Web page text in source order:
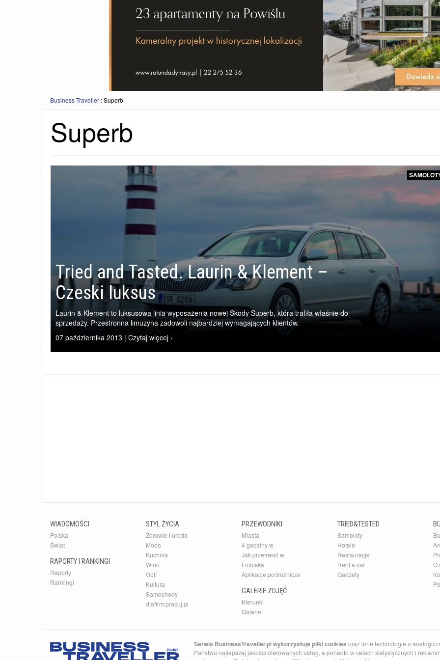
Business Traveller :Superb
Superb
Tried and Tasted. Laurin & Klement –
Czeski luksus
Laurin & Klement to luksusowa linia wyposażenia nowej Skody Superb, która trafiła właśnie do
sprzedaży. Przestronna limuzyna zadowoli najbardziej wymagających klientów.
07 października 2013 | Czytaj więcej ›
WIADOMOŚCI
Polska
Świat
RAPORTY I RANKINGI
Raporty
Rankingi
STYL ŻYCIA
Zdrowie i uroda
Moda
Kuchnia
Wino
Golf
Kultura
Samochody
dlafirm.pracuj.pl
PRZEWODNIKI
Miasta
4 godziny w
Jak przetrwać w
Lotniska
Aplikacje podróżnicze
GALERIE ZDJĘĆ
Kierunki
Galerie
TRIED&TESTED
Samoloty
Hotele
Restauracje
Rent a car
Gadżety
O
Serwis BusinessTraveller.pl wykorzystuje pliki cookies oraz inne technologie o
Państwu najlepszej jakości oferowanych usług, a ponadto w celach statystycznych i